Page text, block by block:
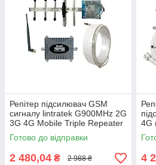
Репітер підсилювач GSM
сигналу lintratek G900MHz 2G
3G 4G Mobile Triple Repeater
Phone KW16L-GSM-S (з
антенами)
Готово до відправки
2 480,04 ₴ 2 988 ₴
4G
4